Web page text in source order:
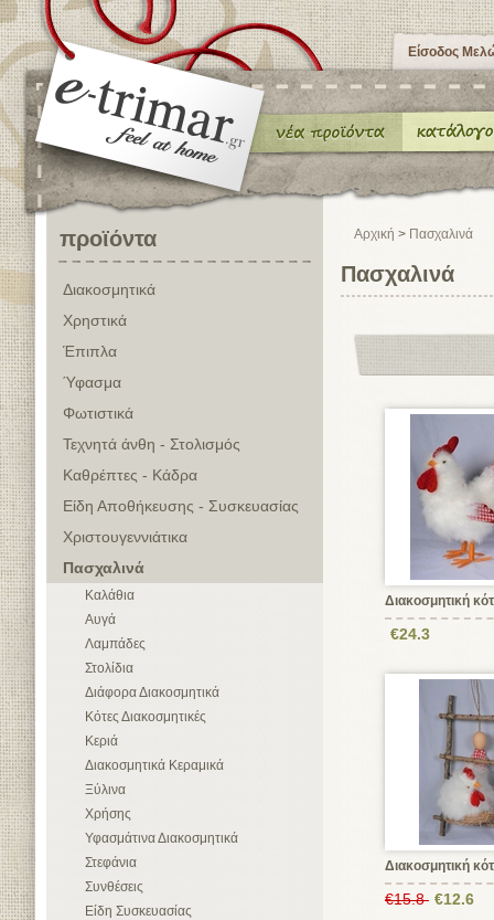
Είσοδος
προϊόντα
Διακοσμητικά
Χρηστικά
Έπιπλα
Ύφασμα
Φωτιστικά
Τεχνητά άνθη - Στολισμός
Καθρέπτες - Κάδρα
Είδη Αποθήκευσης - Συσκευασίας
Χριστουγεννιάτικα
Πασχαλινά
Καλάθια
Αυγά
Λαμπάδες
Στολίδια
Διάφορα Διακοσμητικά
Κότες Διακοσμητικές
Κεριά
Διακοσμητικά Κεραμικά
Ξύλινα
Χρήσης
Υφασμάτινα Διακοσμητικά
Στεφάνια
Συνθέσεις
Είδη Συσκευασίας
Αρχική > Πασχαλινά
Πασχαλινά
Διακοσμητική
€24.3
Διακοσμητική
€15.8 €12.6